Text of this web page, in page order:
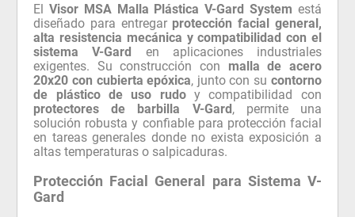
ElVisor MSA Malla Plástica V-Gard System está
diseñado para entregar protección facial general,
alta resistencia mecánica y compatibilidad con el
sistema V-Gard en aplicaciones industriales
exigentes. Su construcción con malla de acero
20x20 con cubierta epóxica, junto con su contorno
de plástico de uso rudoy compatibilidad con
protectores de barbilla V-Gard, permite una
solución robusta y confiable para protección facial
en tareas generales donde no exista exposición a
altas temperaturas o salpicaduras.
Protección Facial General para Sistema V-
Gard